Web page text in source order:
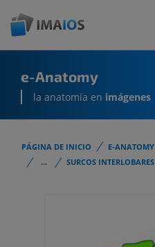
e-Anatomy
la anatomía en imágenes
PÁGINA DE INICIO E-ANATOMY
...
SURCOS INTERLOBARES